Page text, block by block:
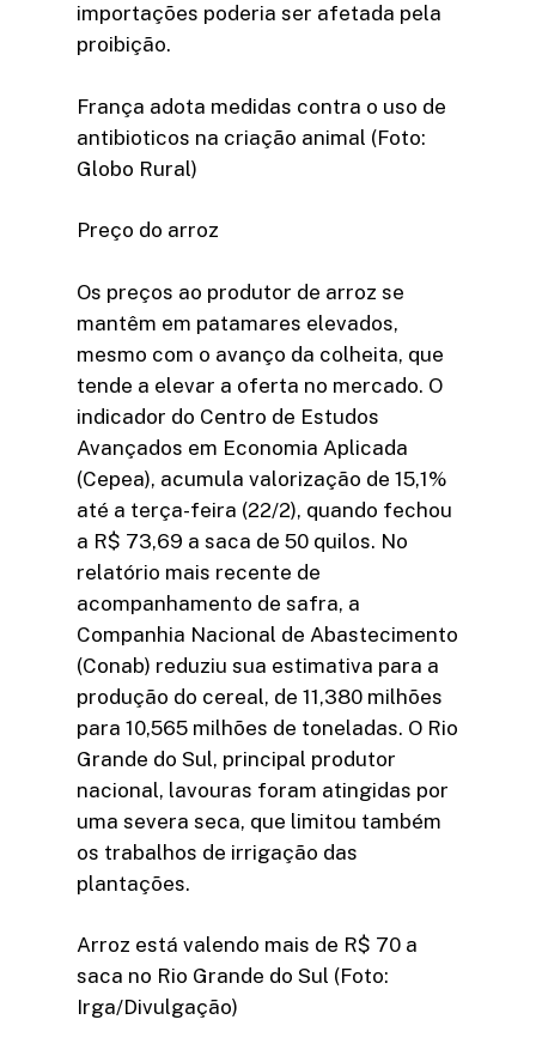
importações poderia ser afetada pela
proibição.
França adota medidas contra o uso de
antibioticos na criação animal (Foto:
Globo Rural)
Preço do arroz
Os preços ao produtor de arroz se
mantêm em patamares elevados,
mesmo com o avanço da colheita, que
tende a elevar a oferta no mercado. O
indicador do Centro de Estudos
Avançados em Economia Aplicada
(Cepea), acumula valorização de 15,1%
até a terça-feira (22/2), quando fechou
a R$ 73,69 a saca de 50 quilos. No
relatório mais recente de
acompanhamento de safra, a
Companhia Nacional de Abastecimento
(Conab) reduziu sua estimativa para a
produção do cereal, de 11,380 milhões
para 10,565 milhões de toneladas. O Rio
Grande do Sul, principal produtor
nacional, lavouras foram atingidas por
uma severa seca, que limitou também
os trabalhos de irrigação das
plantações.
Arroz está valendo mais de R$ 70 a
saca no Rio Grande do Sul (Foto:
Irga/Divulgação)